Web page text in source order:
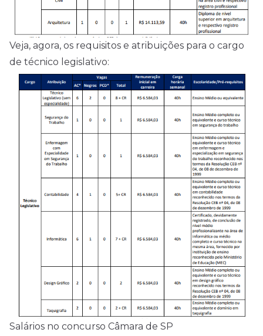
Veja, agora, os requisitos e atribuições para o cargo
de técnico legislativo:
Salários no concurso Câmara de SP